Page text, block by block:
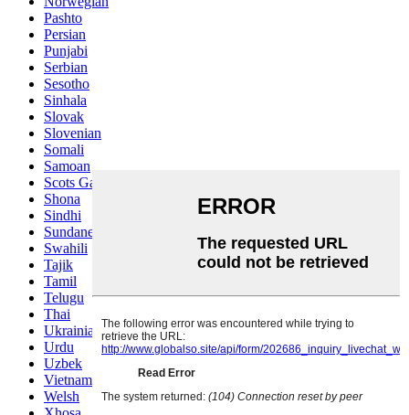
Pashto
Persian
Punjabi
Serbian
Sesotho
Sinhala
Slovak
Slovenian
Somali
Samoan
Scots Gaelic
Shona
Sindhi
Sundanese
Swahili
Tajik
Tamil
Telugu
Thai
Ukrainian
Urdu
Uzbek
Vietnamese
Welsh